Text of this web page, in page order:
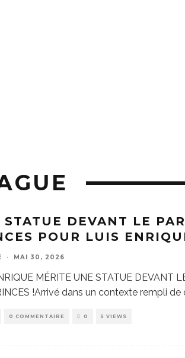
STATUE DEVANT LE
POUR LUIS
· MAI 30, 2026
MÉRITE UNE STATUE DEVANT
!Arrivé dans un contexte rempli
0 COMMENTAIRE 0 5 VIEWS